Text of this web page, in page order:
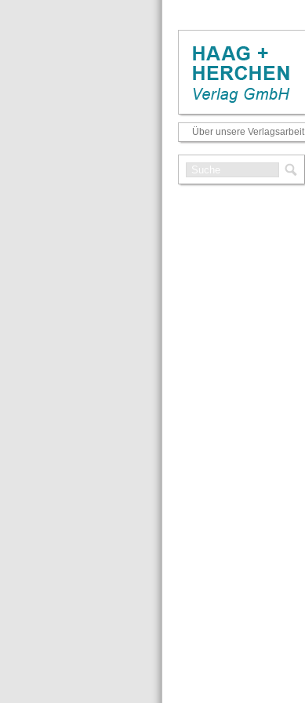
Über unsere Verlagsarbeit